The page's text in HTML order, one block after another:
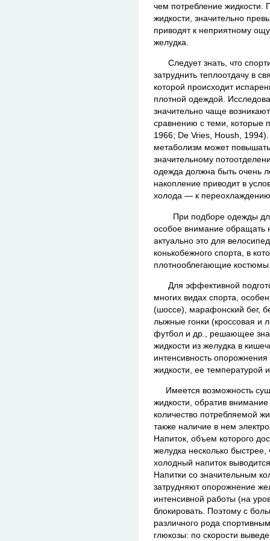
чем потребление жидкости.
жидкости, значительно
приводят к неприятному
желудка.
Следует знать, что
затруднить теплоотдачу в
которой происходит
плотной одеждой.
значительно чаще
сравнению с теми, которые
1966; De Vries, Housh,
метаболизм может
значительному
одежда должна быть очень
накопление приводит в
холода — к
При подборе одежды для
особое внимание обращать
актуально это для
конькобежного спорта, в
плотнооблегающие
Для эффективной
многих видах спорта,
(шоссе), марафонский бег,
лыжные гонки (кроссовая и
футбол и др., решающее
жидкости из желудка в
интенсивность
жидкости, ее температурой
Имеется возможность
жидкости, обратив
количество потребляемой
также наличие в нем
Напиток, объем которого
желудка несколько
холодный напиток
Напитки со значительным
затрудняют опорожнение
интенсивной работы (на
блокировать. Поэтому с
различного рода
глюкозы: по скорости